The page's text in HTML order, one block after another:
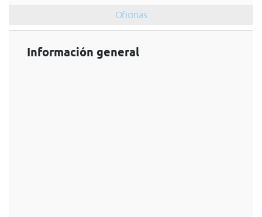
Oficinas
Información general